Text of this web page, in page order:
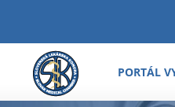
PORTÁL